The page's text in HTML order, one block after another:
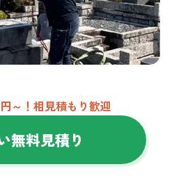
～！相見積もり歓迎
無料見積り